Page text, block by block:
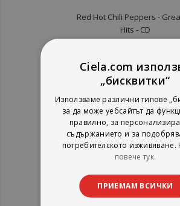
Red Hot Chili Peppers ‎-
Hits - CD
рейтинг:
1%
9,71 €
18,99 лв.
Ciela.com
„бисквитки“
Използваме различни типове
за да може уебсайтът да
правилно, за
съдържанието и за
потребителското изживяване.
повече тук.
ПРИЕМАМ ВСИЧКИ